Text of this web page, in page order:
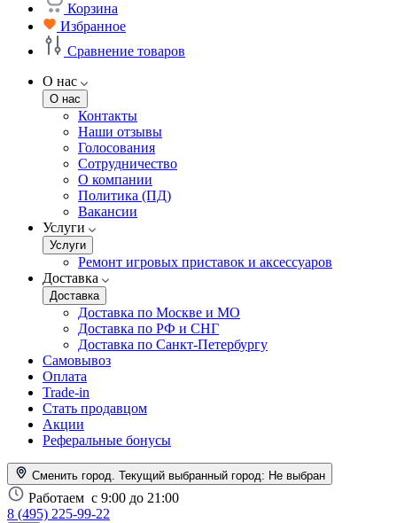
Корзина
Избранное
Сравнение товаров
О нас
О нас
Контакты
Наши отзывы
Голосования
Сотрудничество
О компании
Политика (ПД)
Вакансии
Услуги
Услуги
Ремонт игровых приставок и аксессуаров
Доставка
Доставка
Доставка по Москве и МО
Доставка по РФ и СНГ
Доставка по Санкт-Петербургу
Самовывоз
Оплата
Trade-in
Стать продавцом
Акции
Реферальные бонусы
Сменить город. Текущий выбранный город: Не выбран
Работаем с 9:00 до 21:00
8 (495) 225-99-22